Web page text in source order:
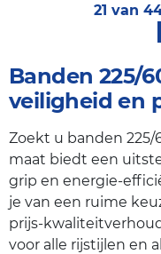
21 van
Banden 225/
veiligheid en
Zoekt u banden 225/
maat biedt een
grip en energie-
je van een ruime
prijs-
voor alle rijstijlen en